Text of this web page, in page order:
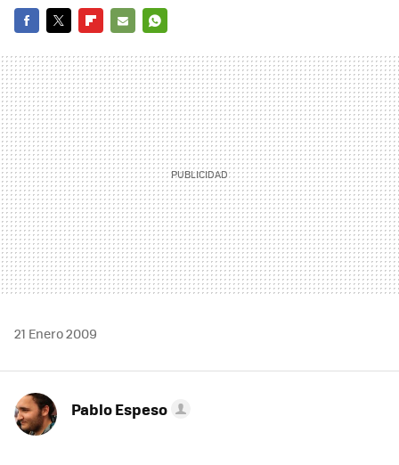
MAIL
21 Enero 2009
Pablo Espeso